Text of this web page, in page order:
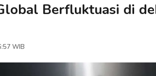
Berfluktuasi di
WIB